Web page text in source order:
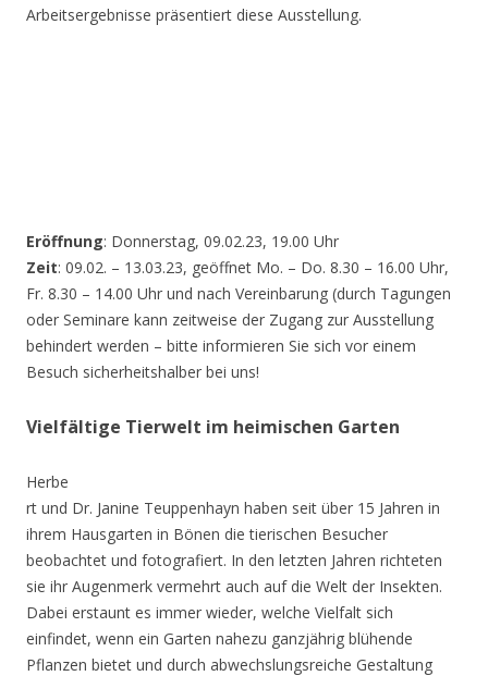
Arbeitsergebnisse präsentiert diese Ausstellung.
Eröffnung: Donnerstag, 09.02.23, 19.00 Uhr
Zeit: 09.02. – 13.03.23, geöffnet Mo. – Do. 8.30 – 16.00 Uhr,
Fr. 8.30 – 14.00 Uhr und nach Vereinbarung (durch Tagungen
oder Seminare kann zeitweise der Zugang zur Ausstellung
behindert werden – bitte informieren Sie sich vor einem
Besuch sicherheitshalber bei uns!
Vielfältige Tierwelt im heimischen Garten
Herbe
rt und Dr. Janine Teuppenhayn haben seit über 15 Jahren in
ihrem Hausgarten in Bönen die tierischen Besucher
beobachtet und fotografiert. In den letzten Jahren richteten
sie ihr Augenmerk vermehrt auch auf die Welt der Insekten.
Dabei erstaunt es immer wieder, welche Vielfalt sich
einfindet, wenn ein Garten nahezu ganzjährig blühende
Pflanzen bietet und durch abwechslungsreiche Gestaltung